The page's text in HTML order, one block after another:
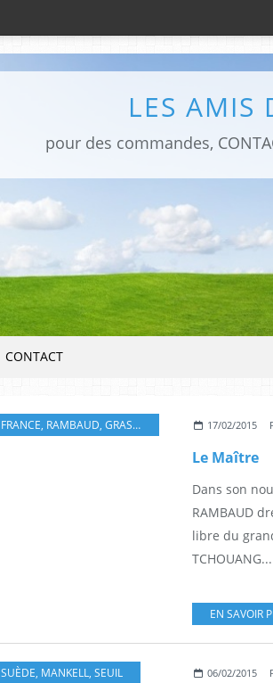
LES AMIS
pour des commandes,
CONTACT
FRANCE, RAMBAUD, GRASSET 17/02/2015
Le Maître
Dans son
RAMBAUD
libre du
TCHOUANG...
EN SAVOIR
SUÈDE, MANKELL, SEUIL 06/02/2015